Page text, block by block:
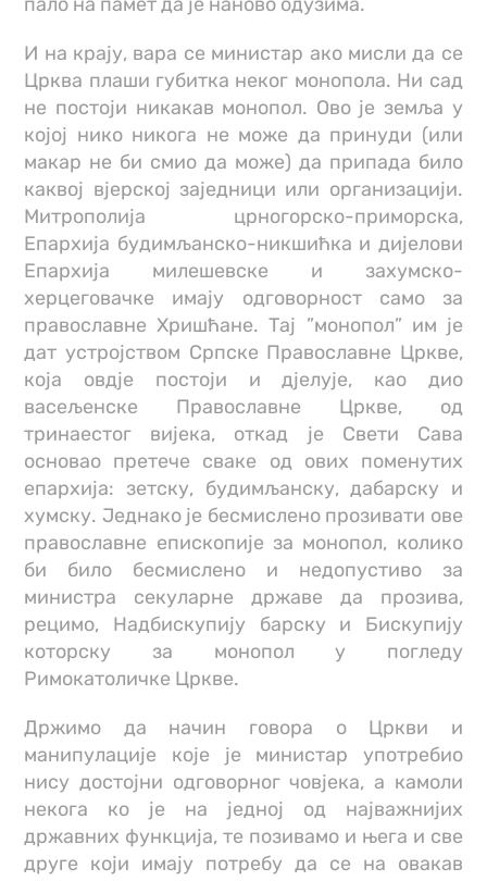
И на крају, вара се министар ако мисли да се
Црква плаши губитка неког монопола. Ни сад
не постоји никакав монопол. Ово је земља у
којој нико никога не може да принуди (или
макар не би смио да може) да припада било
каквој вјерској заједници или организацији.
Митрополија црногорско-приморска,
Епархија будимљанско-никшићка и дијелови
Епархија милешевске и захумско-
херцеговачке имају одговорност само за
православне Хришћане. Тај ”монопол” им је
дат устројством Српске Православне Цркве,
која овдје постоји и дјелује, као дио
васељенске Православне Цркве, од
тринаестог вијека, откад је Свети Сава
основао претече сваке од ових поменутих
епархија: зетску, будимљанску, дабарску и
хумску. Једнако је бесмислено прозивати ове
православне епископије за монопол, колико
би било бесмислено и недопустиво за
министра секуларне државе да прозива,
рецимо, Надбискупију барску и Бискупију
которску за монопол у погледу
Римокатоличке Цркве.
Држимо да начин говора о Цркви и
манипулације које је министар употребио
нису достојни одговорног човјека, а камоли
некога ко је на једној од најважнијих
државних функција, те позивамо и њега и све
друге који имају потребу да се на овакав